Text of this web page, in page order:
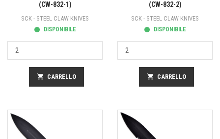
(CW-832-1)
SCK - STEEL CLAW KNIVES
DISPONIBILE
shopping_cart CARRELLO
(CW-832-2)
SCK - STEEL CLAW KNIVES
DISPONIBILE
shopping_cart CARRELLO